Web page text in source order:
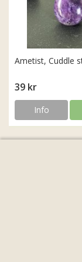
Ametist, Cuddle
39 kr
Info